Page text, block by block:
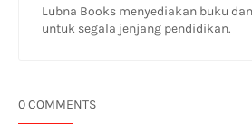
Lubna Books menyediakan buku
untuk segala jenjang pendidikan.
0 COMMENTS